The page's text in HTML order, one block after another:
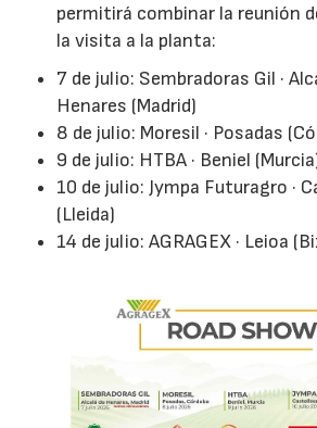
permitirá combinar la reunión
la visita a la planta:
7 de julio: Sembradoras Gil ·
Henares (Madrid)
8 de julio: Moresil · Posadas
9 de julio: HTBA · Beniel
10 de julio: Jympa Futuragro ·
(Lleida)
14 de julio: AGRAGEX · Leioa